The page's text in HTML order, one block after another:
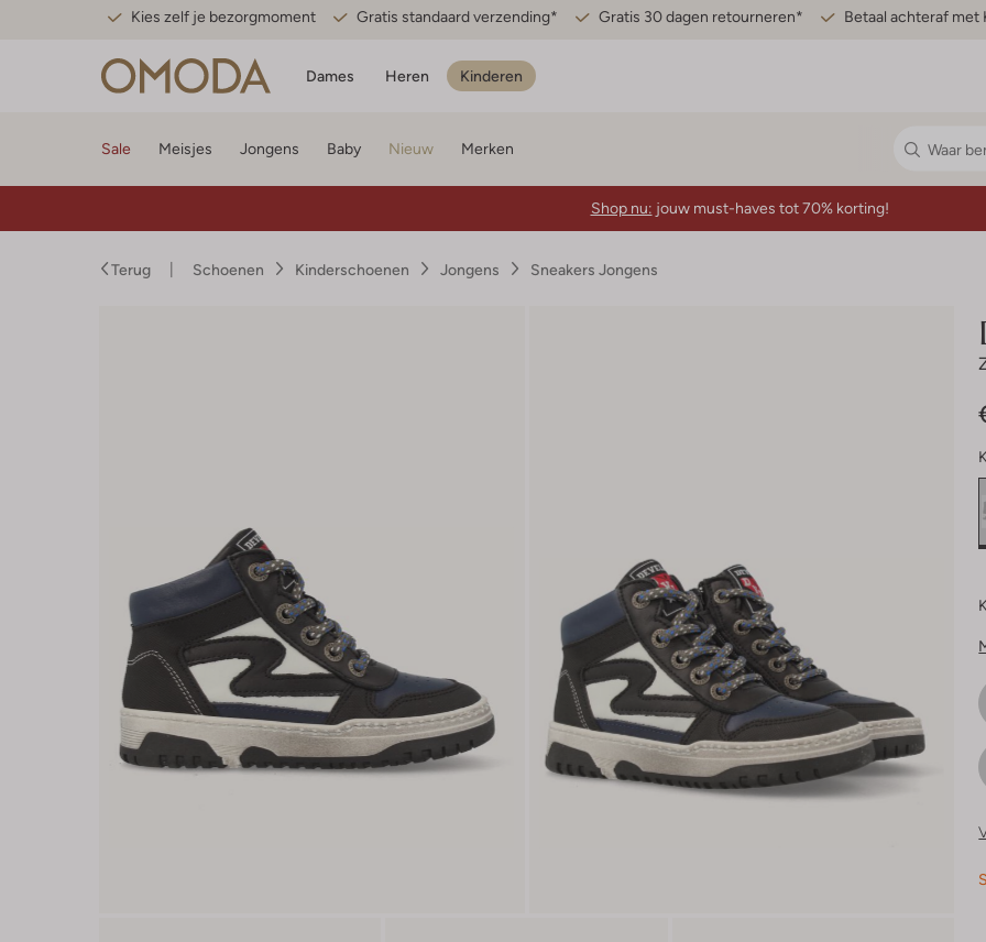
Kies zelf je bezorgmoment Gratis standaard verzending* Gratis 30 dagen retourneren* Betaal achteraf met
Dames Heren Kinderen
Sale Meisjes Jongens Baby Nieuw Merken
Shop nu: jouw must-haves tot 70% korting!
Terug Schoenen Kinderschoenen Jongens Sneakers Jongens